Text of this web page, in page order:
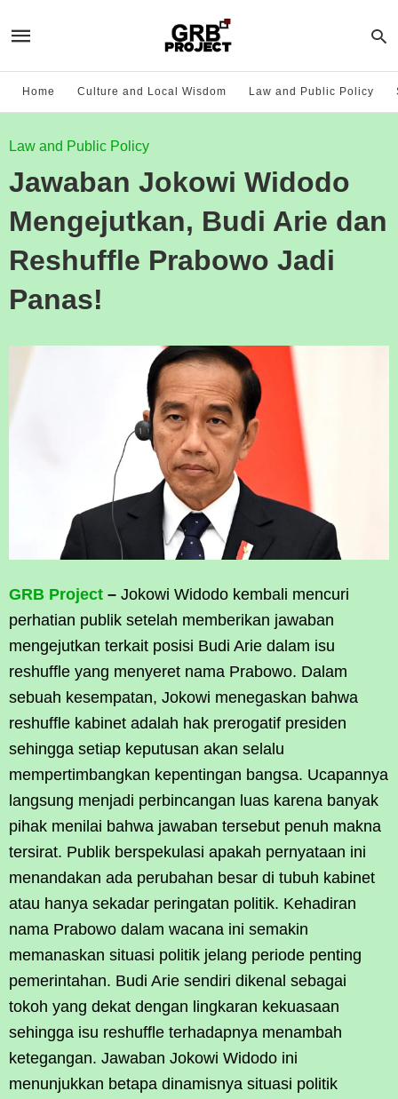
Home Culture and Local Wisdom Law and Public Policy
Law and Public Policy
Jawaban Jokowi Widodo
Mengejutkan, Budi Arie dan
Reshuffle Prabowo Jadi
Panas!
GRB Project – Jokowi Widodo kembali mencuri
perhatian publik setelah memberikan jawaban
mengejutkan terkait posisi Budi Arie dalam isu
reshuffle yang menyeret nama Prabowo. Dalam
sebuah kesempatan, Jokowi menegaskan bahwa
reshuffle kabinet adalah hak prerogatif presiden
sehingga setiap keputusan akan selalu
mempertimbangkan kepentingan bangsa. Ucapannya
langsung menjadi perbincangan luas karena banyak
pihak menilai bahwa jawaban tersebut penuh makna
tersirat. Publik berspekulasi apakah pernyataan ini
menandakan ada perubahan besar di tubuh kabinet
atau hanya sekadar peringatan politik. Kehadiran
nama Prabowo dalam wacana ini semakin
memanaskan situasi politik jelang periode penting
pemerintahan. Budi Arie sendiri dikenal sebagai
tokoh yang dekat dengan lingkaran kekuasaan
sehingga isu reshuffle terhadapnya menambah
ketegangan. Jawaban Jokowi Widodo ini
menunjukkan betapa dinamisnya situasi politik